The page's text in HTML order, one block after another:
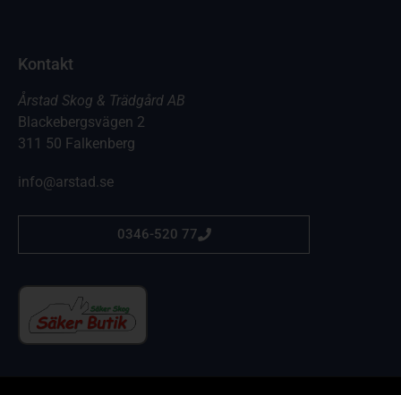
Kontakt
Årstad Skog & Trädgård AB
Blackebergsvägen 2
311 50 Falkenberg
info@arstad.se
0346-520 77